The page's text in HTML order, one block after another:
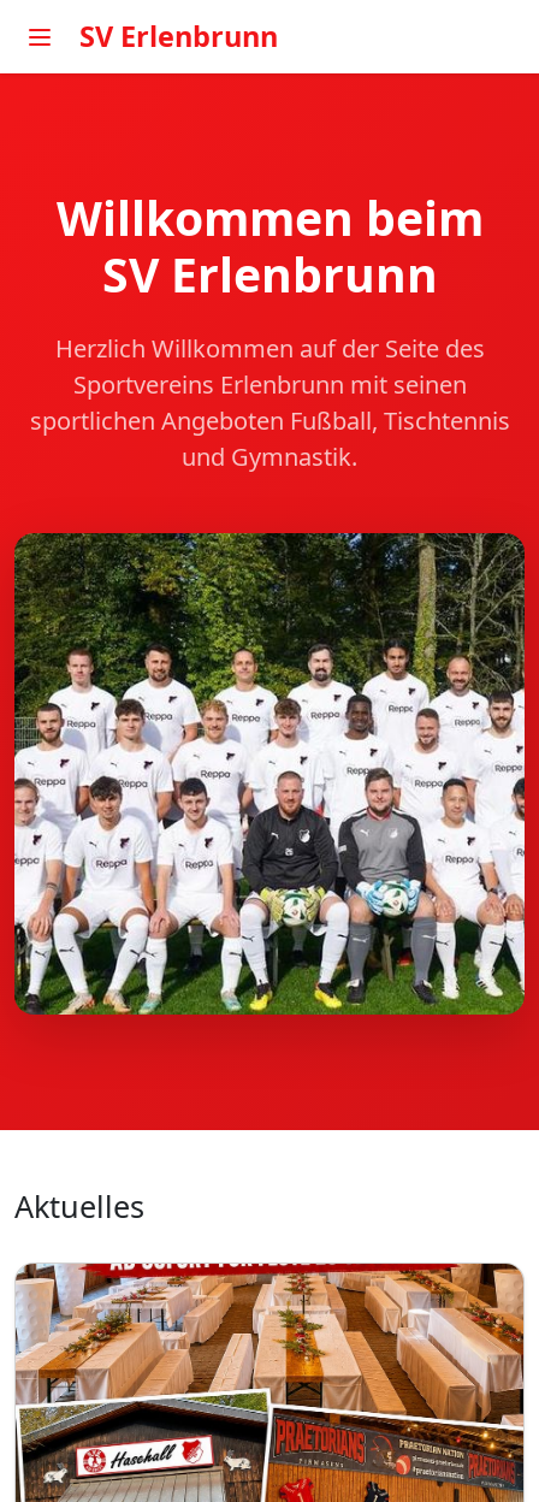
SV Erlenbrunn
Willkommen beim
SV Erlenbrunn
Herzlich Willkommen auf der Seite des
Sportvereins Erlenbrunn mit seinen
sportlichen Angeboten Fußball, Tischtennis
und Gymnastik.
Aktuelles